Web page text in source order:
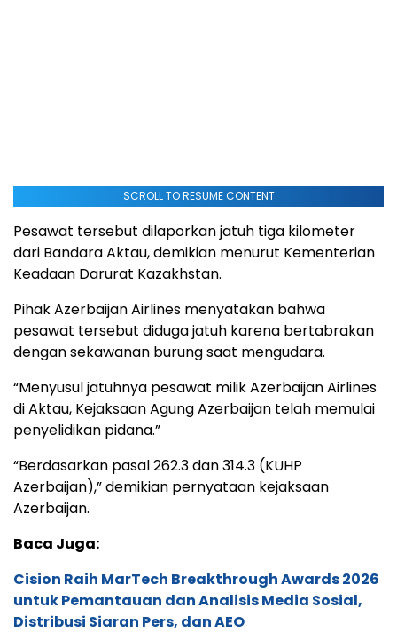
SCROLL TO RESUME CONTENT
Pesawat tersebut dilaporkan jatuh tiga kilometer
dari Bandara Aktau, demikian menurut Kementerian
Keadaan Darurat Kazakhstan.
Pihak Azerbaijan Airlines menyatakan bahwa
pesawat tersebut diduga jatuh karena bertabrakan
dengan sekawanan burung saat mengudara.
“Menyusul jatuhnya pesawat milik Azerbaijan Airlines
di Aktau, Kejaksaan Agung Azerbaijan telah memulai
penyelidikan pidana.”
“Berdasarkan pasal 262.3 dan 314.3 (KUHP
Azerbaijan),” demikian pernyataan kejaksaan
Azerbaijan.
Baca Juga:
Cision Raih MarTech Breakthrough Awards 2026
untuk Pemantauan dan Analisis Media Sosial,
Distribusi Siaran Pers, dan AEO